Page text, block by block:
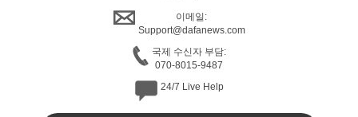
이메일:
Support@dafanews.com
국제 수신자 부담:
070-8015-9487
24/7 Live Help